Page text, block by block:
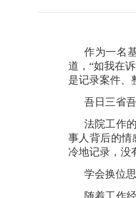
作为一名
道， “如我在
是记录案件、
吾日三省
法院工作
事人背后的情
冷地记录，没
学会换位